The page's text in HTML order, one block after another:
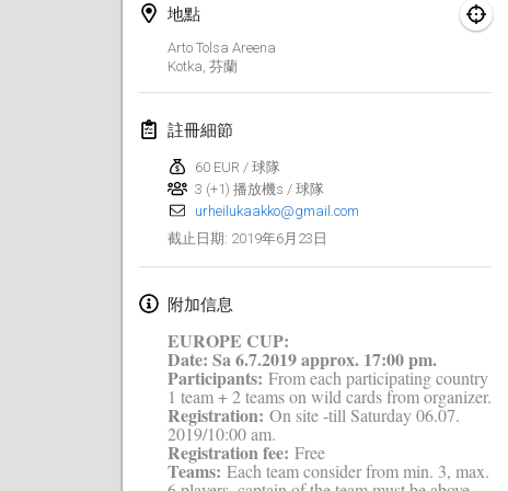
地點
Arto Tolsa Areena
Kotka 芬蘭
註冊細節
60 EUR / 球隊
3 (+1) 播放機s / 球隊
urheilukaakko@gmail.com
截止日期: 2019年6月23日
附加信息
EUROPE CUP:
Date: Sa 6.7.2019 approx. 17:00 pm.
Participants: From each participating country
1 team + 2 teams on wild cards from organizer.
Registration: On site -till Saturday 06.07.
2019/10:00 am.
Registration fee: Free
Teams: Each team consider from min. 3, max.
2019年2月
2019年2月2日
Lumi Mölkky
2019年2月9日|芬蘭
Tournoi de la St Valentin
2019年2月9日
OTH
2019年2月16日| 芬蘭
Indoor des Bouchons
2019年2月16日|法國